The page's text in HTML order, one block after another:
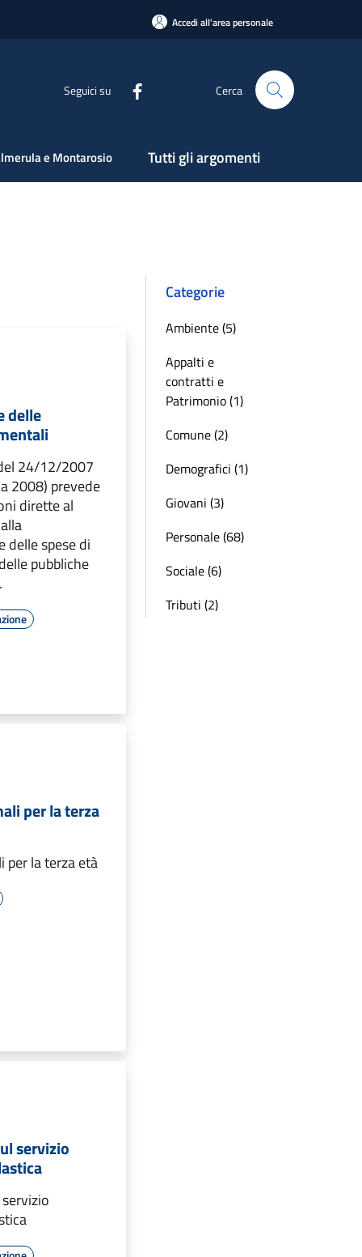
Accedi all'area personale
Seguici su Cerca
e Montarosio Tutti gli argomenti
delle
24/12/2007
2008) prevede
dirette al
delle spese di
pubbliche
per la terza
per la terza età
servizio
Categorie
Ambiente (5)
Appalti e
contratti e
Patrimonio (1)
Comune (2)
Demografici (1)
Giovani (3)
Personale (68)
Sociale (6)
Tributi (2)